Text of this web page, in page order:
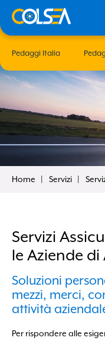
Ricordami
Smarrito i dati?
Pedaggi Italia
Home Servizi
Servizi
le Aziende
Soluzioni
mezzi, merci,
attività
Per rispondere alle